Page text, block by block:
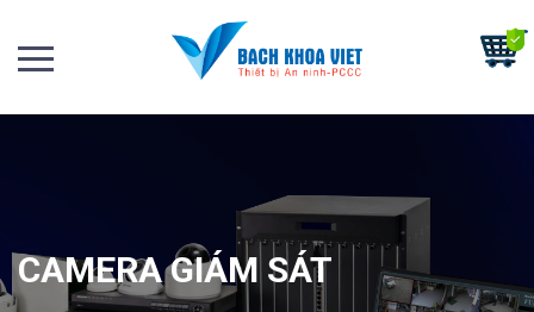
CAMERA GIÁM SÁT